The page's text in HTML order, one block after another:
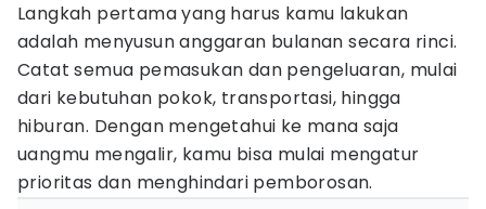
Langkah pertama yang harus kamu lakukan
adalah menyusun anggaran bulanan secara rinci.
Catat semua pemasukan dan pengeluaran, mulai
dari kebutuhan pokok, transportasi, hingga
hiburan. Dengan mengetahui ke mana saja
uangmu mengalir, kamu bisa mulai mengatur
prioritas dan menghindari pemborosan.